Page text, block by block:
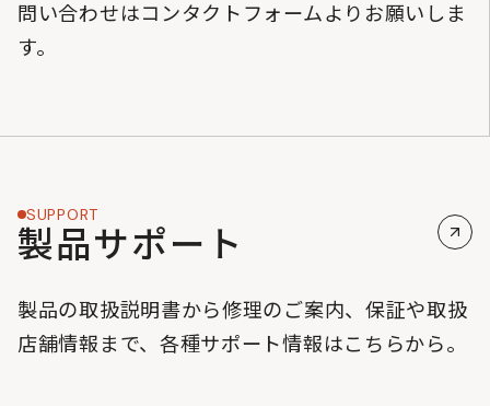
問い合わせはコンタクトフォームよりお願いしま
す。
SUPPORT
製品サポート
製品の取扱説明書から修理のご案内、保証や取扱
店舗情報まで、各種サポート情報はこちらから。